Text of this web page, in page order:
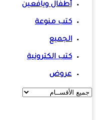
أطفال ويافعين
كتب منوعة
الجميع
كتب الكترونية
عروض